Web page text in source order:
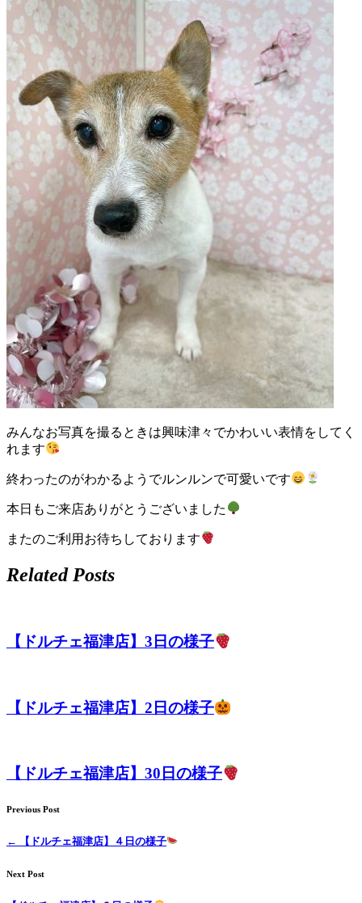
サ
ロ
ン・
ペ
ッ
ト
ホ
テ
ル
みんなお写真を撮るときは興味津々でかわいい表情をしてく
れます
終わったのがわかるようでルンルンで可愛いです
本日もご来店ありがとうございました
またのご利用お待ちしております
Related Posts
【ドルチェ福津店】3日の様子
【ドルチェ福津店】2日の様子
【ドルチェ福津店】30日の様子
Previous Post
← 【ドルチェ福津店】４日の様子
Next Post